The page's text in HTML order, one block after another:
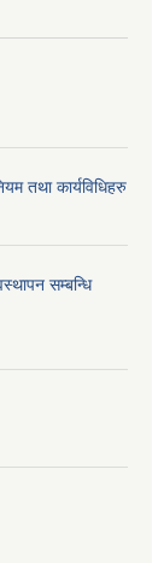
तथा कार्यविधिहरु
सम्बन्धि